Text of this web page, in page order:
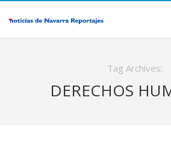
Tag Archives:
DERECHOS